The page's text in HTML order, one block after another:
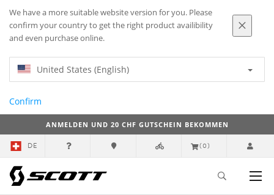
We have a more suitable website version for you. Please
confirm your country to get the right product availibility
and even purchase online.
United States (English)
Confirm
ANMELDEN UND 20 CHF GUTSCHEIN BEKOMMEN
DE (0)